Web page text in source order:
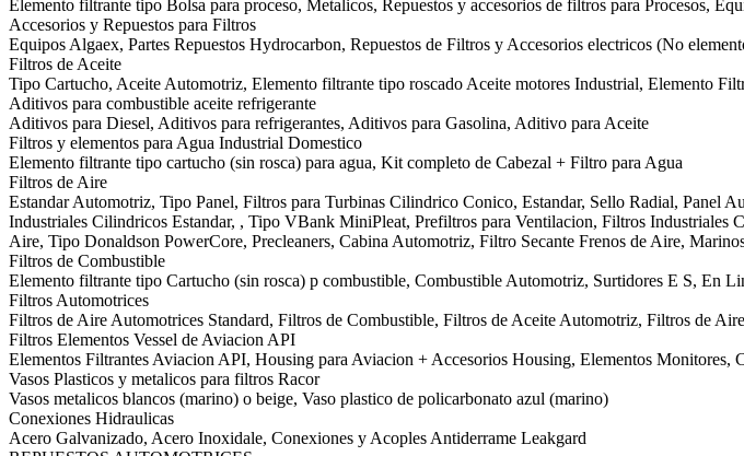
Elemento filtrante tipo Bolsa para proceso, Metalicos, Repuestos y accesorios de filtros para Procesos,
Accesorios y Repuestos para Filtros
Equipos Algaex, Partes Repuestos Hydrocarbon, Repuestos de Filtros y Accesorios electricos (No
Filtros de Aceite
Tipo Cartucho, Aceite Automotriz, Elemento filtrante tipo roscado Aceite motores Industrial, Elemento
Aditivos para combustible aceite refrigerante
Aditivos para Diesel, Aditivos para refrigerantes, Aditivos para Gasolina, Aditivo para Aceite
Filtros y elementos para Agua Industrial Domestico
Elemento filtrante tipo cartucho (sin rosca) para agua, Kit completo de Cabezal + Filtro para Agua
Filtros de Aire
Estandar Automotriz, Tipo Panel, Filtros para Turbinas Cilindrico Conico, Estandar, Sello Radial, Panel
Industriales Cilindricos Estandar, , Tipo VBank MiniPleat, Prefiltros para Ventilacion, Filtros
Aire, Tipo Donaldson PowerCore, Precleaners, Cabina Automotriz, Filtro Secante Frenos de Aire,
Filtros de Combustible
Elemento filtrante tipo Cartucho (sin rosca) p combustible, Combustible Automotriz, Surtidores E S, En
Filtros Automotrices
Filtros de Aire Automotrices Standard, Filtros de Combustible, Filtros de Aceite Automotriz, Filtros de
Filtros Elementos Vessel de Aviacion API
Elementos Filtrantes Aviacion API, Housing para Aviacion + Accesorios Housing, Elementos Monitores,
Vasos Plasticos y metalicos para filtros Racor
Vasos metalicos blancos (marino) o beige, Vaso plastico de policarbonato azul (marino)
Conexiones Hidraulicas
Acero Galvanizado, Acero Inoxidale, Conexiones y Acoples Antiderrame Leakgard